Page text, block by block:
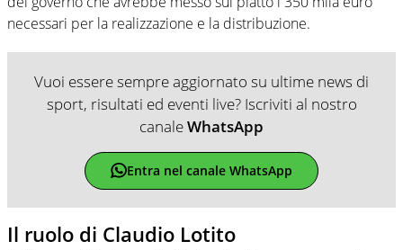
necessari per la realizzazione e la distribuzione.
Vuoi essere sempre aggiornato su ultime news di
sport, risultati ed eventi live? Iscriviti al nostro
canaleWhatsApp
Entra nel canale WhatsApp
Il ruolo di Claudio Lotito